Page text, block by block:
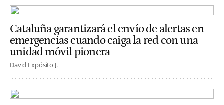
Cataluña garantizará el envío de alertas en
emergencias cuando caiga la red con una
unidad móvil pionera
David Expósito J.